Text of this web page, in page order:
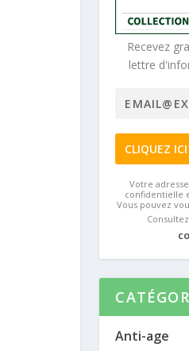
Recevez
lettre
Votre
confidentielle
Vous pouvez
Consultez
Anti-age